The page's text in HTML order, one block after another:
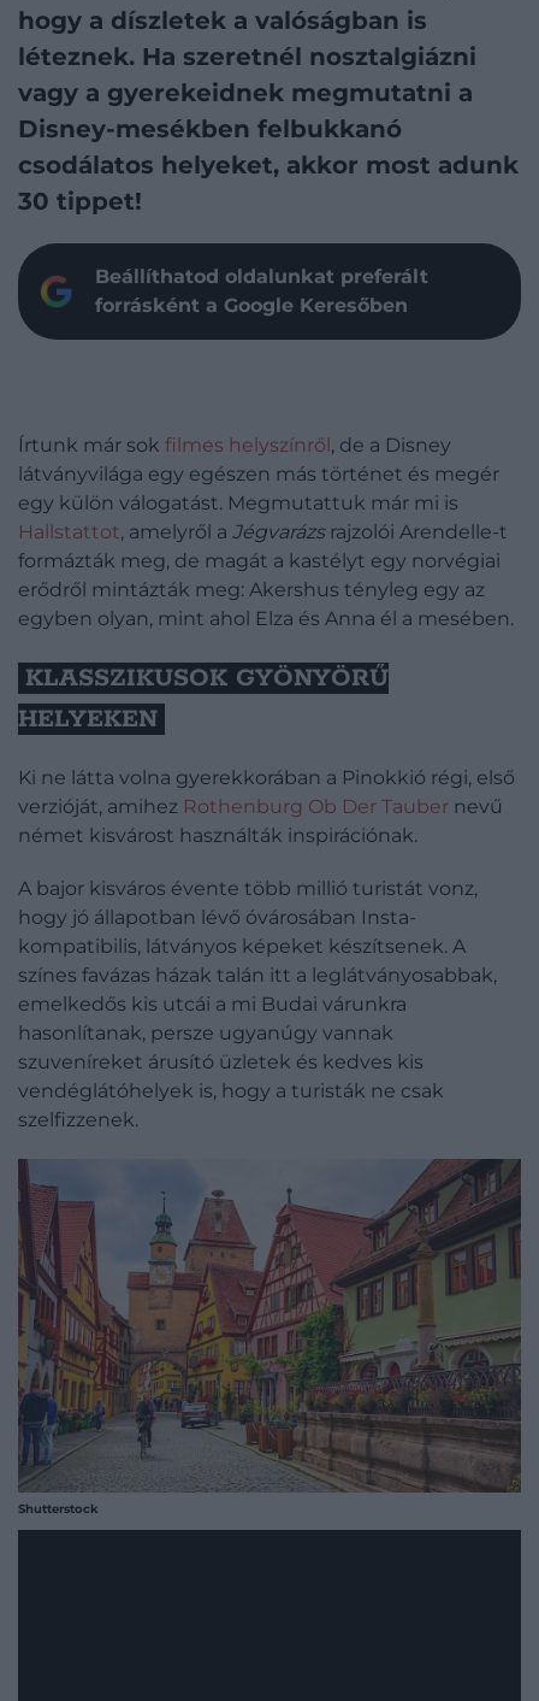
hogy a díszletek a valóságban is
léteznek. Ha szeretnél nosztalgiázni
vagy a gyerekeidnek megmutatni a
Disney-mesékben felbukkanó
csodálatos helyeket, akkor most adunk
30 tippet!
Beállíthatod oldalunkat preferált
forrásként a Google Keresőben
Írtunk már sok filmes helyszínről, de a Disney
látványvilága egy egészen más történet és megér
egy külön válogatást. Megmutattuk már mi is
Hallstattot, amelyről a Jégvarázsrajzolói Arendelle-t
formázták meg, de magát a kastélyt egy norvégiai
erődről mintázták meg: Akershus tényleg egy az
egyben olyan, mint ahol Elza és Anna él a mesében.
KLASSZIKUSOK GYÖNYÖRŰ
HELYEKEN
Ki ne látta volna gyerekkorában a Pinokkió régi, első
verzióját, amihez Rothenburg Ob Der Tauber nevű
német kisvárost használták inspirációnak.
A bajor kisváros évente több millió turistát vonz,
hogy jó állapotban lévő óvárosában Insta-
kompatibilis, látványos képeket készítsenek. A
színes favázas házak talán itt a leglátványosabbak,
emelkedős kis utcái a mi Budai várunkra
hasonlítanak, persze ugyanúgy vannak
szuveníreket árusító üzletek és kedves kis
vendéglátóhelyek is, hogy a turisták ne csak
szelfizzenek.
Shutterstock